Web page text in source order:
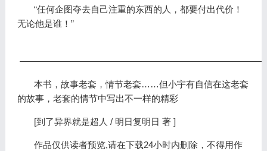
“任何企图夺去自己注重的东西的人，都要付出代价！
无论他是谁！”
本书，故事老套，情节老套……但小宇有自信在这老套
的故事，老套的情节中写出不一样的精彩
[到了异界就是超人 / 明日复明日 著 ]
作品仅供读者预览,请在下载24小时内删除，不得用作